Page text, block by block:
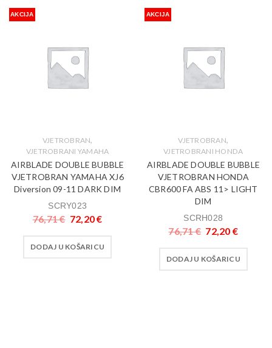
AKCIJA
VJETROBRAN,
VJETROBRANI YAMAHA
AIRBLADE DOUBLE BUBBLE
VJETROBRAN YAMAHA XJ6
Diversion 09-11 DARK DIM
SCRY023
76,71€ 72,20€
DODAJ U KOŠARICU
AKCIJA
VJETROBRAN,
VJETROBRANI HONDA
AIRBLADE DOUBLE BUBBLE
VJETROBRAN HONDA
CBR600 FA ABS 11> LIGHT
DIM
SCRH028
76,71€ 72,20 €
DODAJ U KOŠARICU